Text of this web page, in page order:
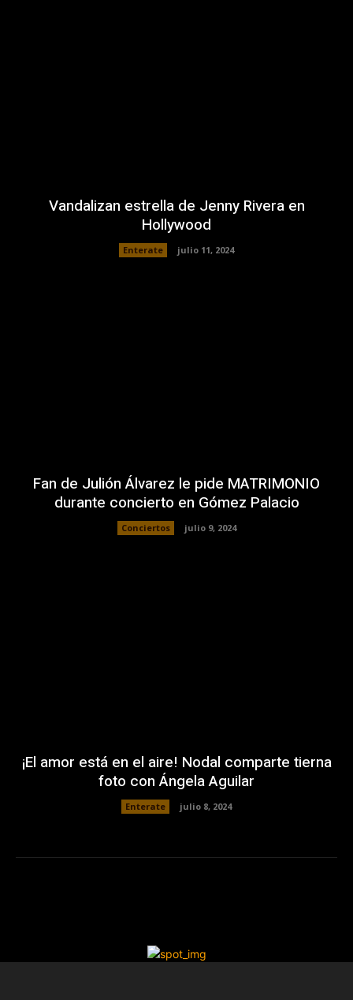
Vandalizan estrella de Jenny Rivera en
Hollywood
Enterate julio 11, 2024
Fan de Julión Álvarez le pide MATRIMONIO
durante concierto en Gómez Palacio
Conciertos julio 9, 2024
¡El amor está en el aire! Nodal comparte tierna
foto con Ángela Aguilar
Enterate julio 8, 2024